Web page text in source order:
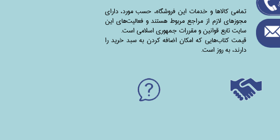
تمامی‌ کالاها و خدمات این فروشگاه، حسب مورد،‌ دارای
مجوزهای لازم از مراجع مربوط هستند ‌و‌‌ فعالیت‌های این
سایت تابع قوانین و مقررات جمهوری اسلامی است.
قیمت کتاب‌هایی که امکان اضافه کردن به سبد خرید را
دارند،‌ به روز است.